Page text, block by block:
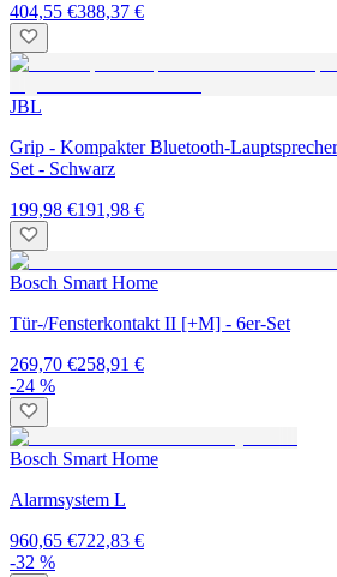
404,55 €388,37 €
JBL
Grip - Kompakter Bluetooth-
Set - Schwarz
199,98 €191,98 €
Bosch Smart Home
Tür-/Fensterkontakt II [+M] - 6er-Set
269,70 €258,91 €
-24 %
Bosch Smart Home
Alarmsystem L
960,65 €722,83 €
-32 %